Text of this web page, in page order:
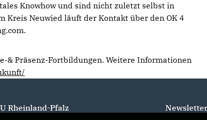
Knowhow und sind nicht zuletzt selbst in
Kreis Neuwied läuft der Kontakt über den OK 4
& Präsenz-Fortbildungen. Weitere Informationen
Rheinland-Pfalz